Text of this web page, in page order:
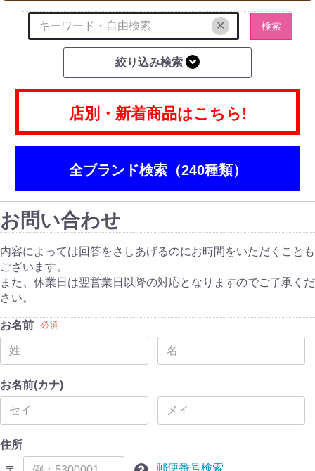
✕ 検索
絞り込み検索
店別・新着商品はこちら!
全ブランド検索（240種類）
お問い合わせ
内容によっては回答をさしあげるのにお時間をいただくことも
ございます。
また、休業日は翌営業日以降の対応となりますのでご了承くだ
さい。
お名前 必須
お名前(カナ)
住所
郵便番号検索